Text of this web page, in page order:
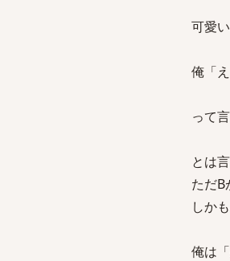
可愛
俺「
って
とは
ただB
しか
俺は